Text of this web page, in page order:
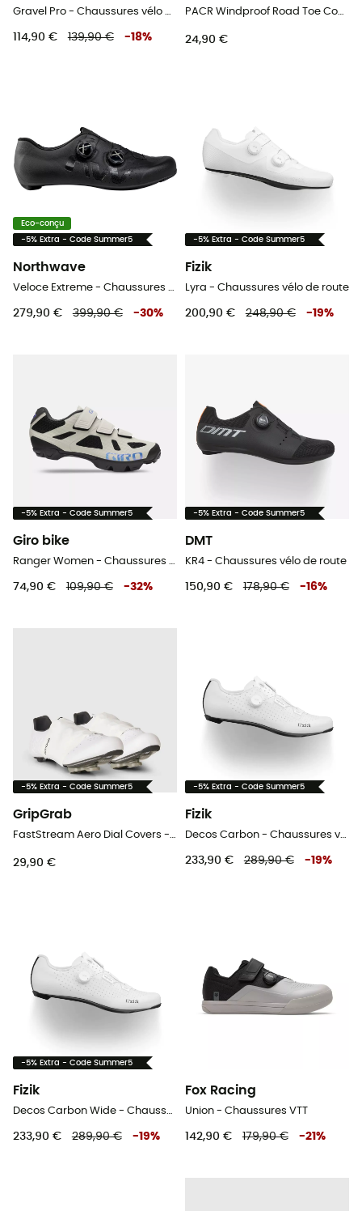
114,90 € 139,90 € -18% 24,90 €
Eco-conçu
-5% Extra - Code Summer5
Northwave
279,90 € 399,90 € -30%
-5% Extra - Code Summer5
Fizik
Lyra - Chaussures vélo de route
200,90 € 248,90 € -19%
-5% Extra - Code Summer5
Giro bike
74,90 € 109,90 € -32%
-5% Extra - Code Summer5
DMT
KR4 - Chaussures vélo de route
150,90 € 178,90 € -16%
-5% Extra - Code Summer5
GripGrab
29,90 €
-5% Extra - Code Summer5
Fizik
233,90 € 289,90 € -19%
-5% Extra - Code Summer5
Fizik
233,90 € 289,90 € -19%
Fox Racing
Union - Chaussures VTT
142,90 € 179,90 € -21 %